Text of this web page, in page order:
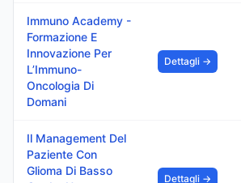
Immuno Academy -
Formazione E
Innovazione Per
L’Immuno-
Oncologia Di
Domani
Dettagli →
Il Management Del
Paziente Con
Glioma Di Basso
Dettagli →